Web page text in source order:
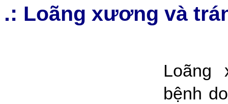
.: Loãng xương và
Loãng
bệnh